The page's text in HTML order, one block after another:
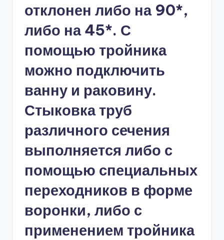
отклонен либо на 90*,
либо на 45*. С
помощью тройника
можно подключить
ванну и раковину.
Стыковка труб
различного сечения
выполняется либо с
помощью специальных
переходников в форме
воронки, либо с
применением тройника